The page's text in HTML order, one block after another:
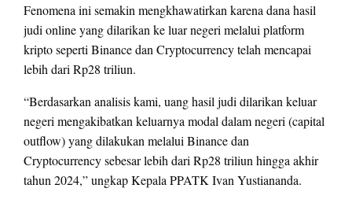
Fenomena ini semakin mengkhawatirkan karena dana hasil
judi online yang dilarikan ke luar negeri melalui platform
kripto seperti Binance dan Cryptocurrency telah mencapai
lebih dari Rp28 triliun.
“Berdasarkan analisis kami, uang hasil judi dilarikan keluar
negeri mengakibatkan keluarnya modal dalam negeri (capital
outflow) yang dilakukan melalui Binance dan
Cryptocurrency sebesar lebih dari Rp28 triliun hingga akhir
tahun 2024,” ungkap Kepala PPATK Ivan Yustiananda.